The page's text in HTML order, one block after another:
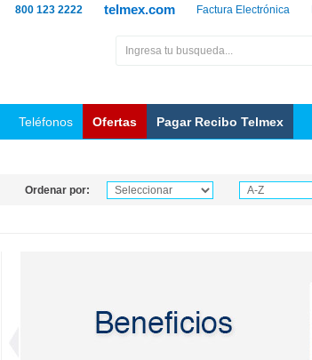
Factura Electrónica
telmex.com
800 123 2222
Teléfonos Ofertas Pagar Recibo Telmex
Ordenar por: